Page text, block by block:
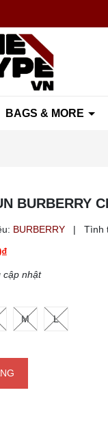
BAGS & MORE
BURBERRY
BURBERRY | Tình
cập nhật
M L